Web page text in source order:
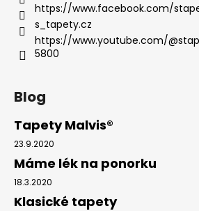
https://www.facebook.com/
s_tapety.cz
https://www.youtube.com/
5800
Blog
Tapety Malvis®
23.9.2020
Máme lék na ponorku
18.3.2020
Klasické tapety